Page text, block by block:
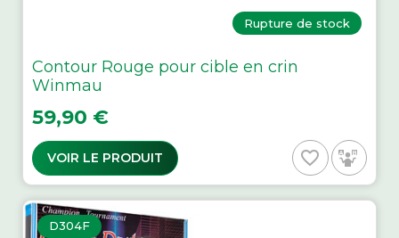
Rupture de stock
Contour Rouge pour cible en crin
Winmau
Prix
59,90 €
VOIR LE PRODUIT favorite_border
D304F